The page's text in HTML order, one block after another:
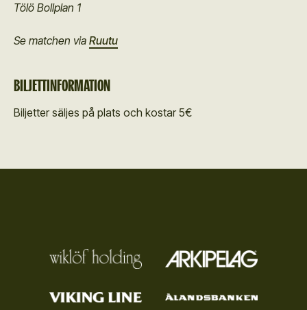
Tölö Bollplan 1
Se matchen via Ruutu
BILJETTINFORMATION
Biljetter säljes på plats och kostar 5€